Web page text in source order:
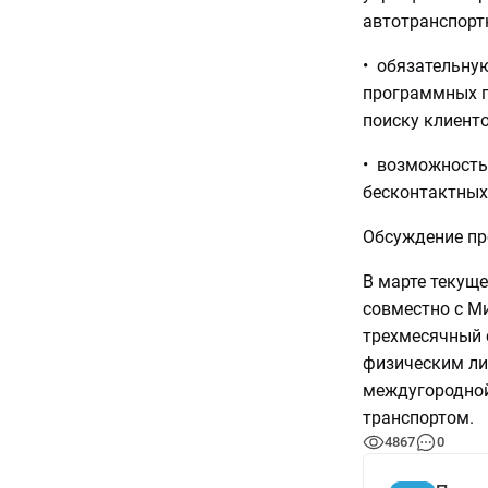
•
программных
поиску
•
Обсуждение
В марте
совместно с
трехмесячный
физическим
транспортом.
4867 0